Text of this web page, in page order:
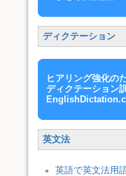
ディクテーション
ヒアリング強化の
ディクテーション
英文法
英語で英文法用